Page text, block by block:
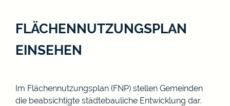
FLÄCHENNUTZUNGSPLAN
EINSEHEN
Im Flächennutzungsplan (FNP) stellen Gemeinden
die beabsichtigte städtebauliche Entwicklung dar.